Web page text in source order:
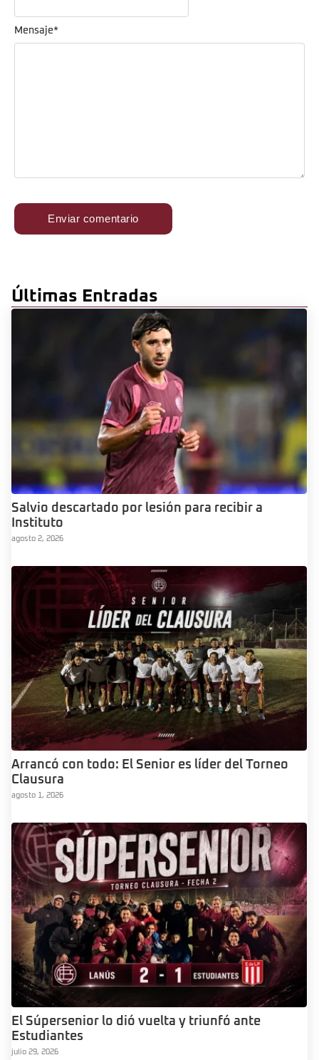
Mensaje*
Últimas Entradas
Salvio descartado por lesión para recibir a
Instituto
agosto 2, 2026
Arrancó con todo: El Senior es líder del Torneo
Clausura
agosto 1, 2026
El Súpersenior lo dió vuelta y triunfó ante
Estudiantes
julio 29, 2026